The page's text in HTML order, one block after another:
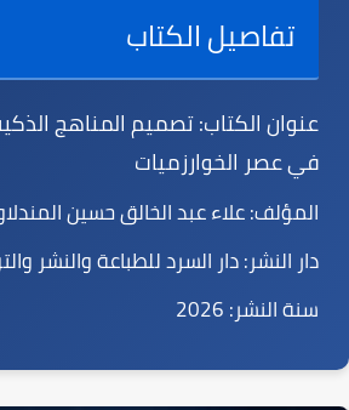
تفاصيل الكتاب
عنوان الكتاب:تصميم المناهج
في عصر الخوارزميات
المؤلف:علاء عبد الخالق حسين
دار النشر:دار السرد للطباعة والنشر
سنة النشر: